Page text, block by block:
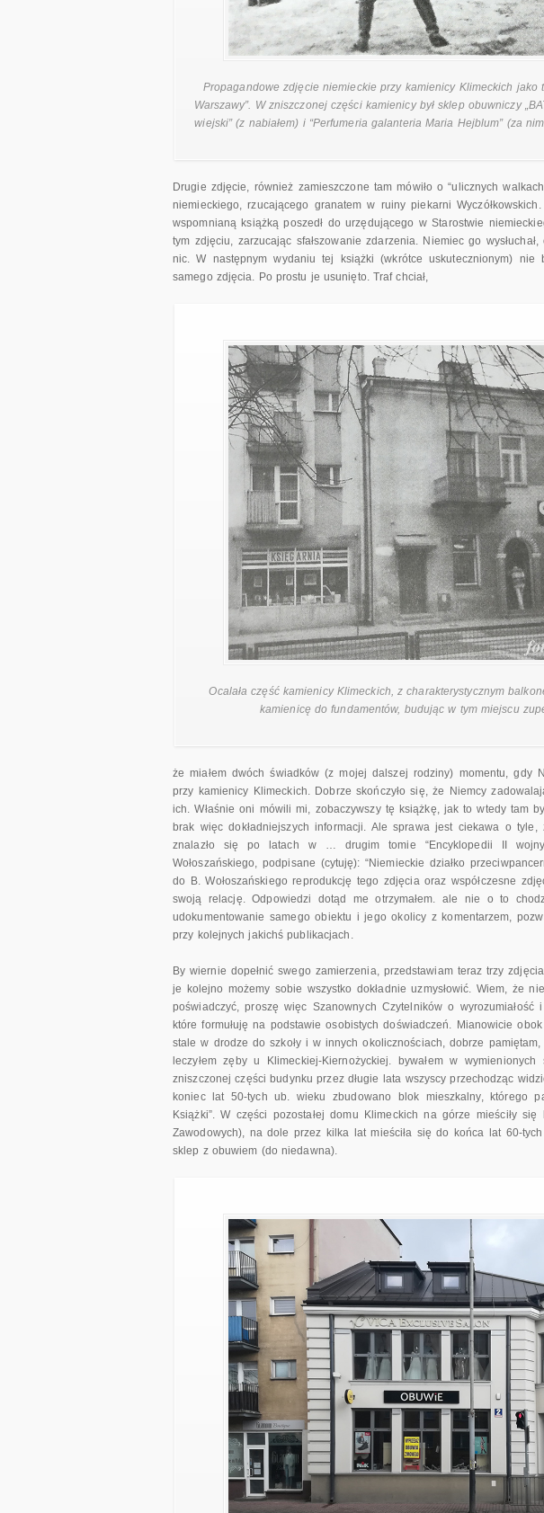
Propagandowe zdjęcie niemieckie przy kamienicy Klimeckich jako
Warszawy”. W zniszczonej części kamienicy był sklep obuwniczy
wiejski” (z nabiałem) i “Perfumeria galanteria Maria Hejblum” (za
Drugie zdjęcie, również zamieszczone tam mówiło o “ulicznych
niemieckiego, rzucającego granatem w ruiny piekarni
wspomnianą książką poszedł do urzędującego w Starostwie
tym zdjęciu, zarzucając sfałszowanie zdarzenia. Niemiec go
nic. W następnym wydaniu tej książki (wkrótce uskutecznionym) nie
samego zdjęcia. Po prostu je usunięto. Traf chciał,
Ocalała część kamienicy Klimeckich, z charakterystycznym
kamienicę do fundamentów, budując w tym miejscu
że miałem dwóch świadków (z mojej dalszej rodziny) momentu, gdy
przy kamienicy Klimeckich. Dobrze skończyło się, że Niemcy
ich. Właśnie oni mówili mi, zobaczywszy tę książkę, jak to wtedy tam
brak więc dokładniejszych informacji. Ale sprawa jest ciekawa o
znalazło się po latach w … drugim tomie “Encyklopedii II wojny
Wołoszańskiego, podpisane (cytuję): “Niemieckie działko
do B. Wołoszańskiego reprodukcję tego zdjęcia oraz współczesne
swoją relację. Odpowiedzi dotąd me otrzymałem. ale nie o to
udokumentowanie samego obiektu i jego okolicy z komentarzem,
przy kolejnych jakichś publikacjach.
By wiernie dopełnić swego zamierzenia, przedstawiam teraz trzy
je kolejno możemy sobie wszystko dokładnie uzmysłowić. Wiem, że
poświadczyć, proszę więc Szanownych Czytelników o
które formułuję na podstawie osobistych doświadczeń. Mianowicie
stale w drodze do szkoły i w innych okolicznościach, dobrze
leczyłem zęby u Klimeckiej-Kiernożyckiej. bywałem w
zniszczonej części budynku przez długie lata wszyscy przechodząc
koniec lat 50-tych ub. wieku zbudowano blok mieszkalny, którego
Książki”. W części pozostałej domu Klimeckich na górze mieściły
Zawodowych), na dole przez kilka lat mieściła się do końca lat 60-
sklep z obuwiem (do niedawna).